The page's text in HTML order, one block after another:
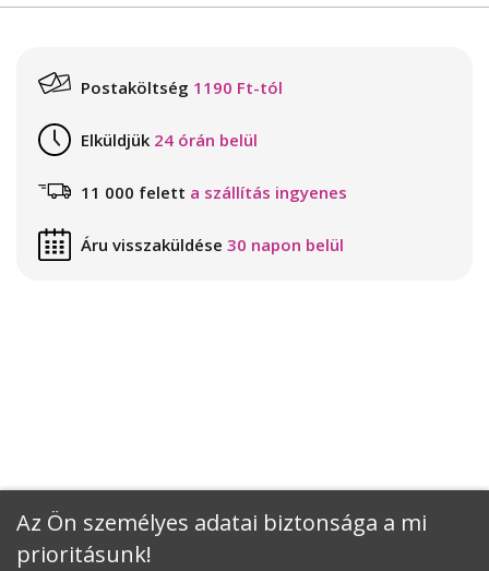
Az Ön személyes adatai biztonsága a mi
prioritásunk!
Postaköltség 1190 Ft-tól
Elküldjük 24 órán belül
11 000 felett a szállítás ingyenes
Áru visszaküldése 30 napon belül